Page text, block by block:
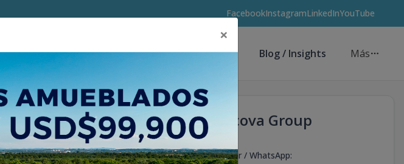
FacebookInstagramLinkedInYouTube
Guía de inversión Asesores de Inversión Blog / Insights Más
Becova Group
Celular / WhatsApp:
×